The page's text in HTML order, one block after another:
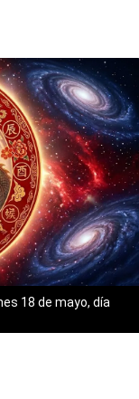
18 de mayo, día